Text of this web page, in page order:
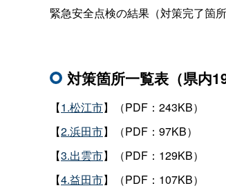
緊急安全点検の結果（対策完了箇
対策箇所一覧表（県内
【1.松江市】（PDF：243KB）
【2.浜田市】（PDF：97KB）
【3.出雲市】（PDF：129KB）
【4.益田市】（PDF：107KB）